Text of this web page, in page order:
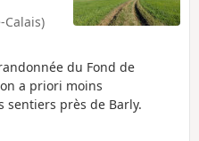
Calais)
du Fond de
a priori moins
sentiers près de Barly.